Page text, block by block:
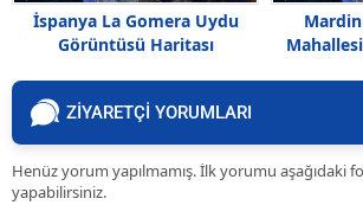
İspanya La Gomera Uydu
Görüntüsü Haritası
Mardin
ZİYARETÇİ YORUMLARI
Henüz yorum yapılmamış. İlk yorumu aşağıdaki
yapabilirsiniz.